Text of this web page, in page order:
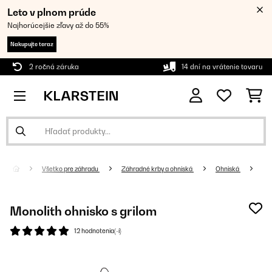
Leto v plnom prúde
Najhorúcejšie zľavy až do 55%
Nakupujte teraz
2 ročná záruka 14 dní na vrátenie tovaru
Všetko pre záhradu Záhradné krby a ohniská Ohniská
Monolith ohnisko s grilom
12 hodnotenia(-í)